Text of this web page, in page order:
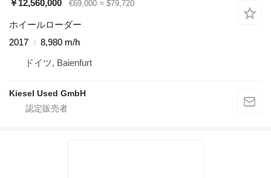
￥12,560,000
€69,000 ≈ $79,720
ホイールローダー
2017
8,980 m/h
ドイツ, Baienfurt
Kiesel Used GmbH